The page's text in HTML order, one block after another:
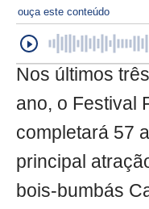
ouça este conteúdo
Nos últimos
ano, o Festival
completará 57
principal
bois-bumbás